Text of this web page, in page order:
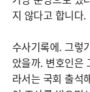
지 않다고 합니다.
수사기록에. 그렇
았을까. 변호인은
라서는 국회 출석